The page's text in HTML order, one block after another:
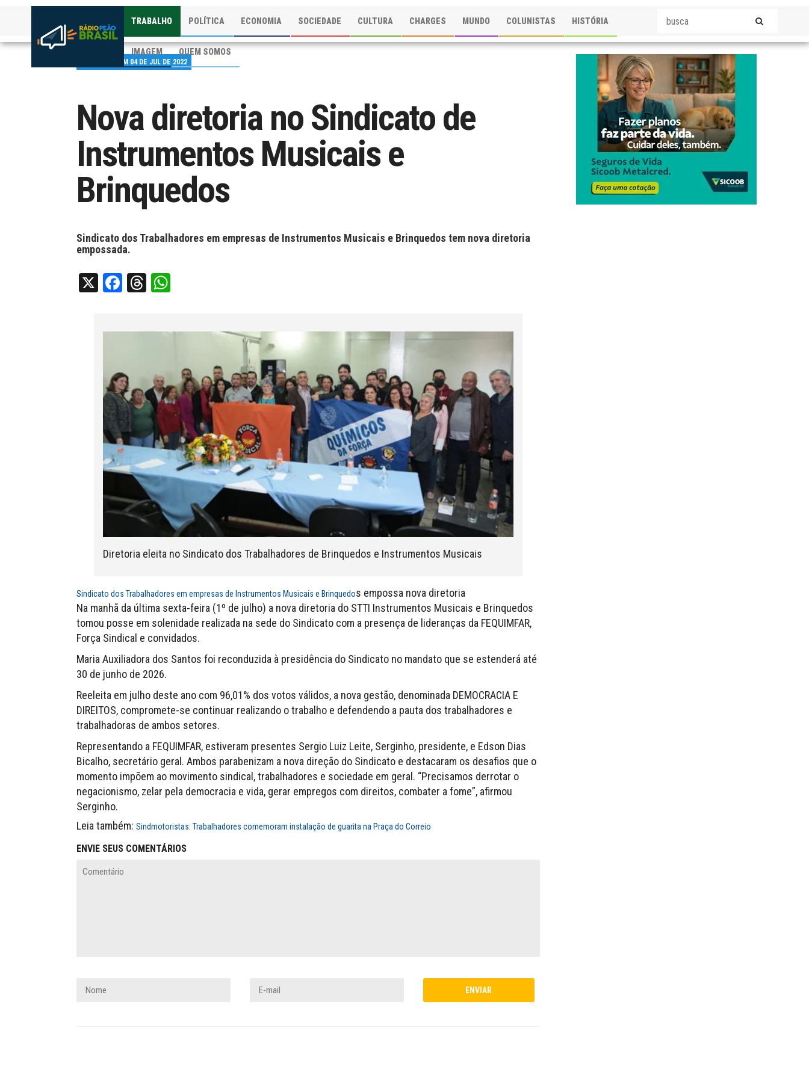
TRABALHO POLÍTICA ECONOMIA SOCIEDADE CULTURA CHARGES MUNDO COLUNISTAS HISTÓRIA
IMAGEM QUEM SOMOS
PUBLICADO EM 04 DE JUL DE 2022
Nova diretoria no Sindicato de
Instrumentos Musicais e
Brinquedos
Sindicato dos Trabalhadores em empresas de Instrumentos Musicais e Brinquedos tem nova diretoria
empossada.
X Facebook
Threads
Diretoria eleita no Sindicato dos Trabalhadores de Brinquedos e Instrumentos Musicais
Sindicato dos Trabalhadores em empresas de Instrumentos Musicais e Brinquedos empossa nova diretoria
Na manhã da última sexta-feira (1º de julho) a nova diretoria do STTI Instrumentos Musicais e Brinquedos
tomou posse em solenidade realizada na sede do Sindicato com a presença de lideranças da FEQUIMFAR,
Força Sindical e convidados.
Maria Auxiliadora dos Santos foi reconduzida à presidência do Sindicato no mandato que se estenderá até
30 de junho de 2026.
Reeleita em julho deste ano com 96,01% dos votos válidos, a nova gestão, denominada DEMOCRACIA E
DIREITOS, compromete-se continuar realizando o trabalho e defendendo a pauta dos trabalhadores e
trabalhadoras de ambos setores.
Representando a FEQUIMFAR, estiveram presentes Sergio Luiz Leite, Serginho, presidente, e Edson Dias
Bicalho, secretário geral. Ambos parabenizam a nova direção do Sindicato e destacaram os desafios que o
momento impõem ao movimento sindical, trabalhadores e sociedade em geral. “Precisamos derrotar o
negacionismo, zelar pela democracia e vida, gerar empregos com direitos, combater a fome”, afirmou
Serginho.
Leia também: Sindmotoristas: Trabalhadores comemoram instalação de guarita na Praça do Correio
ENVIE SEUS COMENTÁRIOS